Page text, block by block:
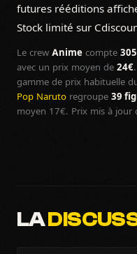
futures rééditions
Stock limité sur
Le crew Anime compte
avec un prix moyen de 24€
gamme de prix habituelle
Pop Naruto regroupe 39
moyen 17€. Prix mis à jour
LA